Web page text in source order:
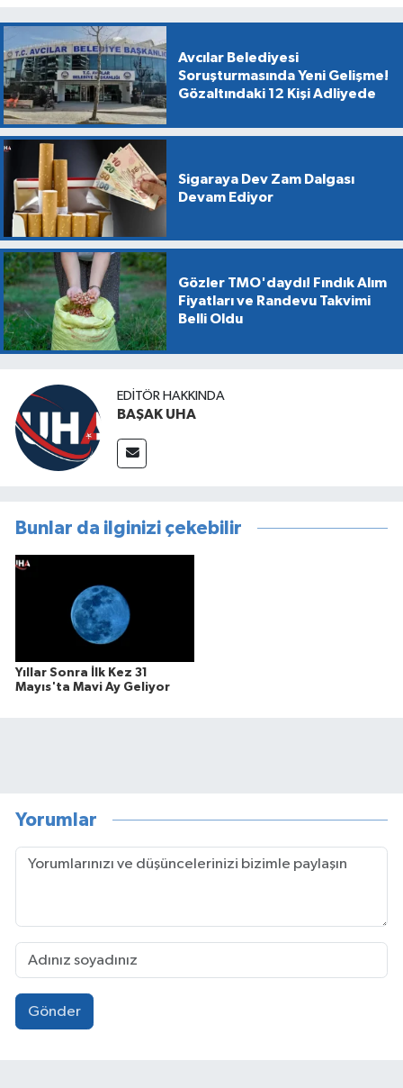
Avcılar Belediyesi
Soruşturmasında Yeni Gelişme!
Gözaltındaki 12 Kişi Adliyede
Sigaraya Dev Zam Dalgası
Devam Ediyor
Gözler TMO'daydı! Fındık Alım
Fiyatları ve Randevu Takvimi
Belli Oldu
EDITÖR HAKKINDA
BAŞAK UHA
Bunlar da ilginizi çekebilir
Yıllar Sonra İlk Kez 31
Mayıs'ta Mavi Ay Geliyor
Yorumlar
Gönder